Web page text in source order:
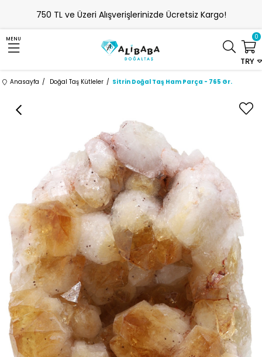
750 TL ve Üzeri Alışverişlerinizde Ücretsiz Kargo!
MENU
TRY
0
Anasayfa Doğal Taş Kütleler Sitrin Doğal Taş Ham Parça - 765 Gr.